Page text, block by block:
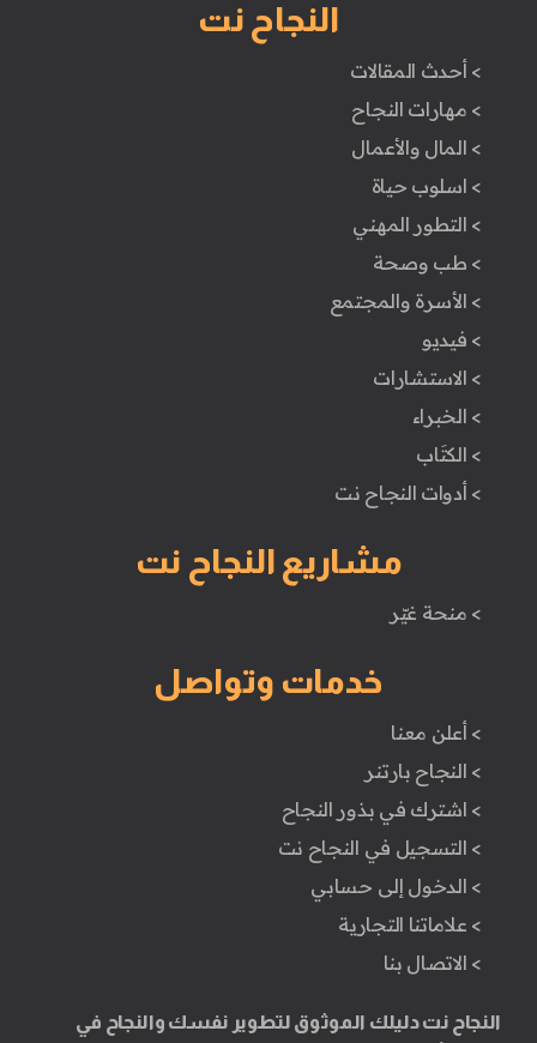
النجاح نت
> أحدث المقالات
> مهارات النجاح
> المال والأعمال
> اسلوب حياة
> التطور المهني
> طب وصحة
> الأسرة والمجتمع
> فيديو
> الاستشارات
> الخبراء
> الكتَاب
> أدوات النجاح نت
مشاريع النجاح نت
> منحة غيّر
خدمات وتواصل
> أعلن معنا
> النجاح بارتنر
> اشترك في بذور النجاح
> التسجيل في النجاح نت
> الدخول إلى حسابي
> علاماتنا التجارية
> الاتصال بنا
النجاح نت دليلك الموثوق لتطوير نفسك والنجاح في